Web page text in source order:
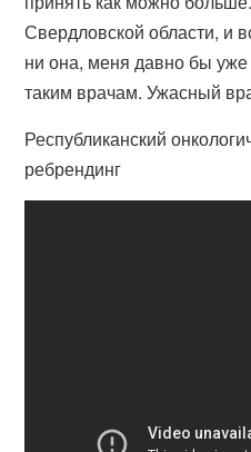
Свердловской области, и
ни она, меня давно бы
таким врачам. Ужасный
Республиканский
ребрендинг